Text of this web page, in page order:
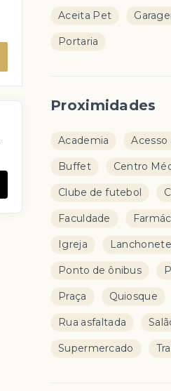
Aceita Pet
Portaria
Proximidades
Academia Acesso
Buffet Centro
Clube de futebol
Faculdade
Igreja Lanchonete
Ponto de ônibus
Praça Quiosque
Rua asfaltada
Supermercado